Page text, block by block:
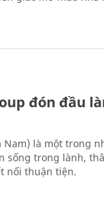
đón đầu
Nam) là một trong
sống trong lành,
nối thuận tiện.